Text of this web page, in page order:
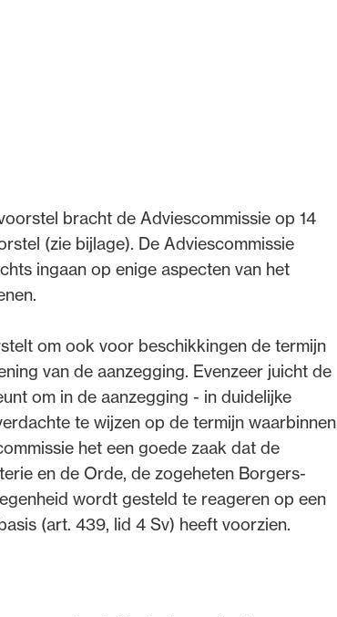
bracht de Adviescommissie op 14
(zie bijlage). De Adviescommissie
ingaan op enige aspecten van het
om ook voor beschikkingen de termijn
van de aanzegging. Evenzeer juicht de
om in de aanzegging - in duidelijke
te wijzen op de termijn waarbinnen
het een goede zaak dat de
en de Orde, de zogeheten Borgers-
wordt gesteld te reageren op een
(art. 439, lid 4 Sv) heeft voorzien.